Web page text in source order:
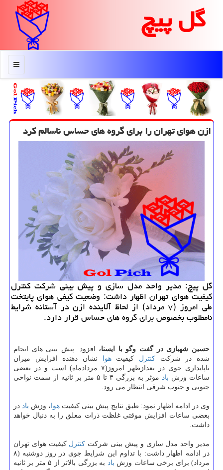
گل پیچ
منو
ازن هوای تهران را برای گروه های حساس ناسالم كرد
گل پیچ: مدیر واحد مدل سازی و پیش بینی شركت كنترل
كیفیت هوای تهران اظهار داشت: وضعیت كیفی هوای پایتخت
طی امروز (۷ مرداد) از لحاظ آلاینده ازن در آستانه شرایط
نامطلوب بخصوص برای گروه های حساس قرار دارد.
حسین شهبازی در گفت وگو با ایسنا،
افزود: پیش بینی های انجام
شده در شركت كنترل كیفیتهوا
نشان دهنده افزایش میزان
ناپایداری جوی در بعدازظهر امروز(۷ مردادماه) است و در بعضی
ساعات وزش باد
موثر به بزرگی ۳ تا ۵ متر بر ثانیه از سمت نواحی
جنوبی و جنوب شرقی انتظار می رود.
وی در ادامه اظهار نمود: طبق نتایج پیش بینی كیفیت هوا ، وزش باددر
بعضی ساعات افزایش موقتی غلظت ذرات معلق را به دنبال خواهد
داشت.
مدیر واحد مدل سازی و پیش بینی شركت كنترل كیفیت هوای تهران
در ادامه اظهار داشت: با تداوم این شرایط جوی در روز دوشنبه (۸
مرداد) برای برخی ساعات وزش باد
به بزرگی بالاتر از ۵ متر بر ثانیه